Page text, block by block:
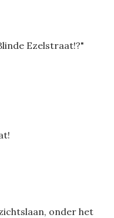
Ezelstraat!?"
onder het